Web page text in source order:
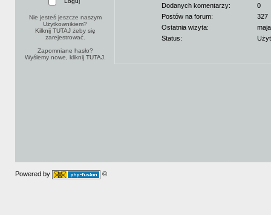
Nie jesteś jeszcze naszym
Użytkownikiem?
Kilknij TUTAJżeby się
zarejestrować.
Zapomniane hasło?
Wyślemy nowe, kliknij TUTAJ.
Dodanych komentarzy:
0
Postów na forum:
327
Ostatnia wizyta:
Status:
Powered by ©